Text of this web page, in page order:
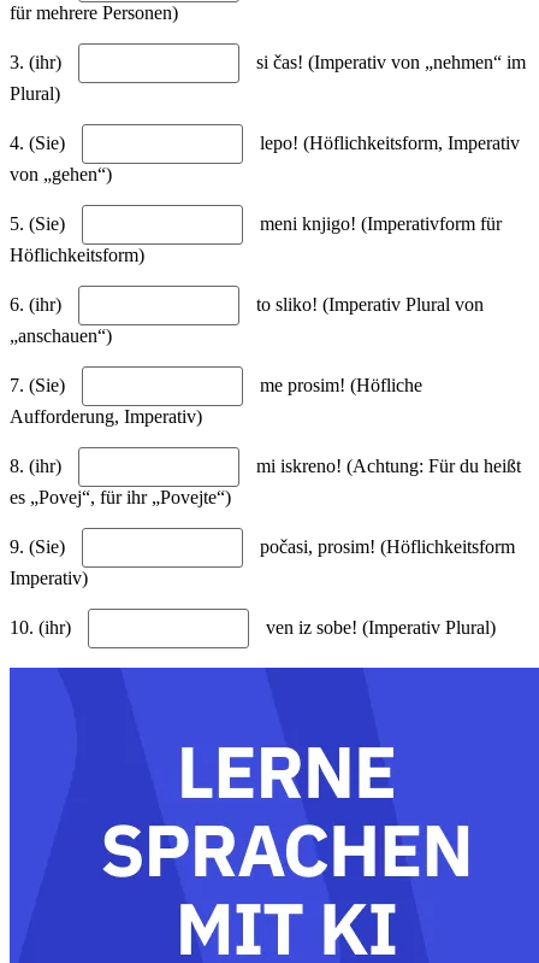
für mehrere Personen)
3. (ihr)
si čas! (Imperativ von „nehmen“ im
Plural)
4. (Sie)
lepo! (Höflichkeitsform, Imperativ
von „gehen“)
5. (Sie)
meni knjigo! (Imperativform für
Höflichkeitsform)
6. (ihr)
to sliko! (Imperativ Plural von
„anschauen“)
7. (Sie)
me prosim! (Höfliche
Aufforderung, Imperativ)
8. (ihr)
mi iskreno! (Achtung: Für du heißt
es „Povej“, für ihr „Povejte“)
9. (Sie)
počasi, prosim! (Höflichkeitsform
Imperativ)
10. (ihr) ven iz sobe! (Imperativ Plural)